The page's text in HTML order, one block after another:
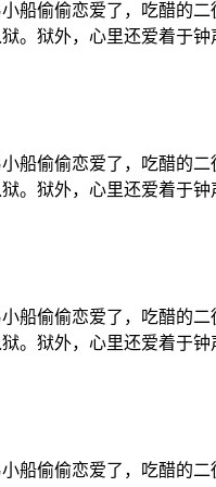
船偷偷恋爱了，吃醋的
。狱外，心里还爱着于
船偷偷恋爱了，吃醋的
。狱外，心里还爱着于
船偷偷恋爱了，吃醋的
。狱外，心里还爱着于
船偷偷恋爱了，吃醋的